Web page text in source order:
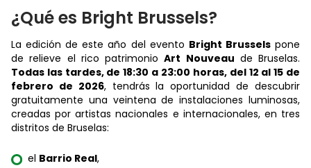
¿Qué es Bright Brussels?
La edición de este año del evento Bright Brusselspone
de relieve el rico patrimonioArt Nouveau de Bruselas.
Todas las tardes, de 18:30 a 23:00 horas, del 12 al 15 de
febrero de 2026, tendrás la oportunidad de descubrir
gratuitamente una veintena de instalaciones luminosas,
creadas por artistas nacionales e internacionales, en tres
distritos de Bruselas:
el Barrio Real,